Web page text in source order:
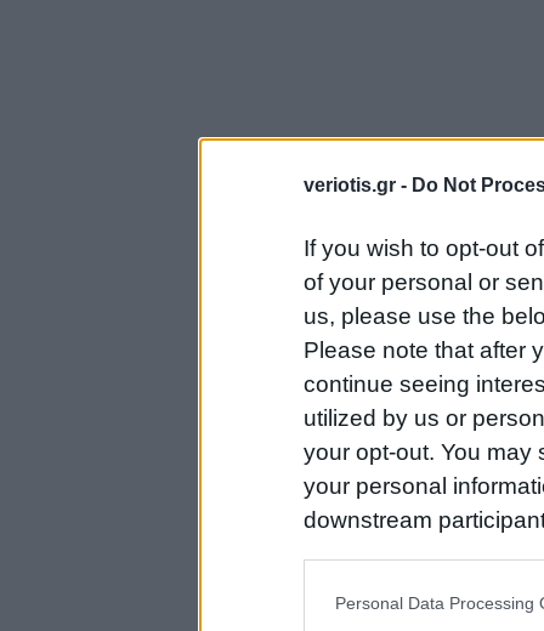
veriotis.gr - Do Not
If you wish to opt-out
of your personal or
us, please use the
Please note that after
continue seeing
utilized by us or
your opt-out. You may
your personal
downstream
us to third parties on
Personal Data Processing